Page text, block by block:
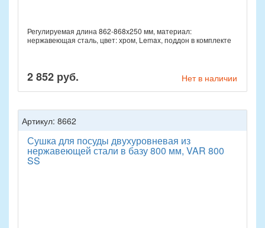
Регулируемая длина 862-868x250 мм, материал:
нержавеющая сталь, цвет: хром, Lemax, поддон в комплекте
2 852 руб. Нет в наличии
Артикул: 8662
Сушка для посуды двухуровневая из
нержавеющей стали в базу 800 мм, VAR 800
SS